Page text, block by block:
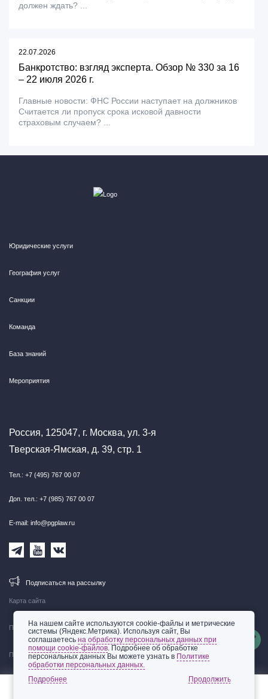
должен ждать? ...
22.07.2026
Банкротство: взгляд эксперта. Обзор № 330 за 16
– 22 июля 2026 г.
Главные новости: ФНС России наступает на должников
Считается ли пропуск срока исковой давности
страховым случаем? ...
Карта сайта
Правовая информация
Политика обработки персональных данных
Юридические услуги
География услуг
Санкции
Команда
База знаний
Мероприятия
Россия, 125047, г. Москва, ул. 3-я
Тверская-Ямская, д. 39, стр. 1
Тел.: +7 (495) 767 00 07
Доп. тел.: +7 (985) 767 00 07
E-mail: info@pgplaw.ru
Подписаться на рассылку
© 2002-2026 ООО «Пепеляев Групп»
На нашем сайте используются cookie-файлы и метрические
системы (Яндекс.Метрика). Используя сайт, Вы
соглашаетесьна обработку персональных данных при
помощи cookie-файлов. Подробнее об обработке
персональных данных Вы можете узнать в Политике
обработки персональных данных.
Подробнее